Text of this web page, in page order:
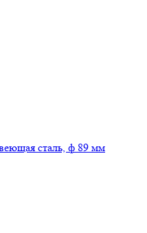
сталь, ф 89 мм